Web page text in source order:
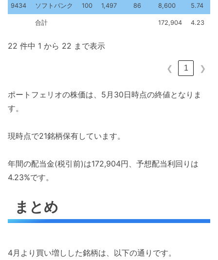
9434 ソフトバンク 100 1,497 86 8,600 5.74
合計 172,904 4.23
22 件中 1 から 22 まで表示
❮ 1 ❯
ポートフェリオの株価は、5月30日時点の終値となりま
す。
現時点で21銘柄保有しています。
年間の配当金(税引前)は172,904円、予想配当利回りは
4.23%です。
まとめ
4月より買い増しした銘柄は、以下の通りです。